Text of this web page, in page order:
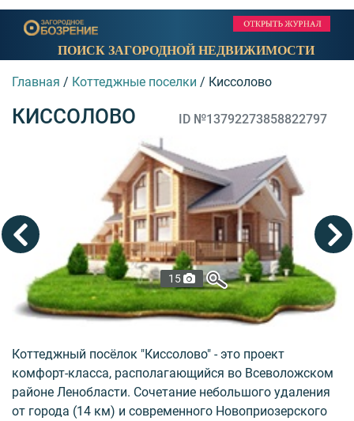
ПОИСК ЗАГОРОДНОЙ НЕДВИЖИМОСТИ
Главная / Коттеджные поселки / Киссолово
КИССОЛОВО ID №13792273858822797
15
Коттеджный посёлок "Киссолово" - это проект
комфорт-класса, располагающийся во Всеволожском
районе Ленобласти. Сочетание небольшого удаления
от города (14 км) и современного Новоприозерского